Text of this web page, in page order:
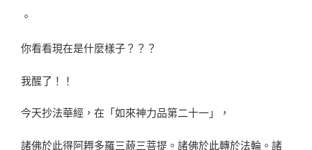
。
你看看現在是什麼樣子？？？
我醒了！！
今天抄法華經，在「如來神力品第二十一」，
諸佛於此得阿耨多羅三藐三菩提。諸佛於此轉於法輪。諸